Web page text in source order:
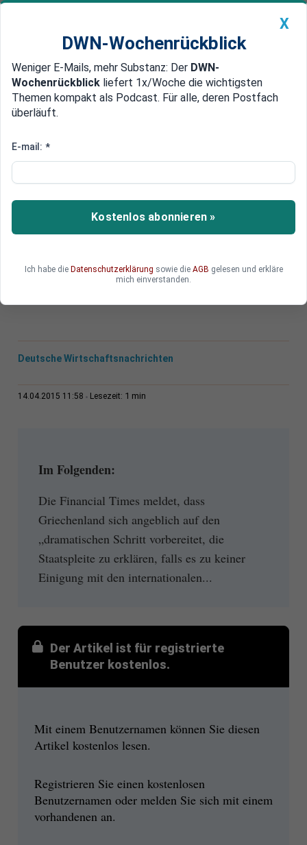
Newsticker MEIN DWN: Geldanlage Premium
Edelmetalle DWN-Magazin China
EU-Kommission verhandelt
Griechenland erhöht Einsatz bei
Schulden-Poker und droht EU
mit Staatspleite
Die griechische Regierung soll angeblich die
der Regel gut informiert ist. Allerdings dürfte die
Information aus Athen Teil des Pokers um die
Deutsche Wirtschaftsnachrichten
14.04.2015 11:58 Lesezeit: 1 min
Im Folgenden:
Die Financial Times meldet, dass
Griechenland sich angeblich auf den
„dramatischen Schritt vorbereitet, die
Staatspleite zu erklären, falls es zu keiner
Einigung mit den internationalen...
Der Artikel ist für registrierte
Benutzer kostenlos.
Mit einem Benutzernamen können Sie diesen
Artikel kostenlos lesen.
Registrieren Sie einen kostenlosen
Benutzernamen oder melden Sie sich mit einem
vorhandenen an.
X
DWN-Wochenrückblick
Weniger E-Mails, mehr Substanz: Der DWN-
Wochenrückblick liefert 1x/Woche die wichtigsten
Themen kompakt als Podcast. Für alle, deren Postfach
überläuft.
E-mail: *
Kostenlos abonnieren »
Ich habe die Datenschutzerklärung sowie die AGB gelesen und erkläre
mich einverstanden.